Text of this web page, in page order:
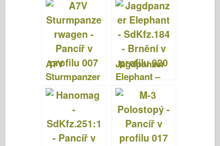
válce 7062
A7V
Sturmpanzer
wagen –
Pancíř v
profilu 007
Jagdpanzer
Elephant –
SdKfz.184 –
Brnění v
profilu 020